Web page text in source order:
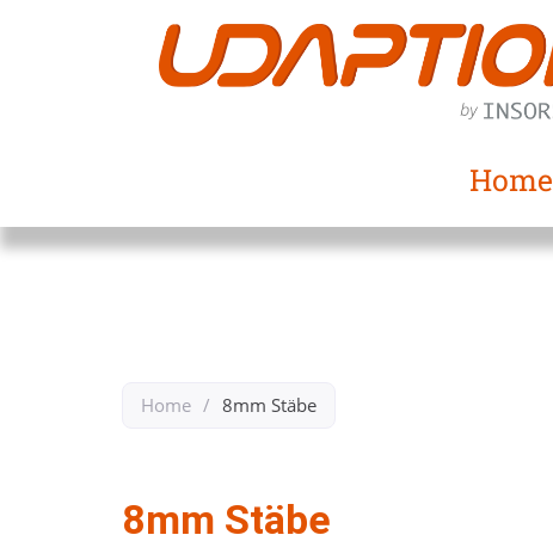
Home
Home / 8mm Stäbe
8mm Stäbe